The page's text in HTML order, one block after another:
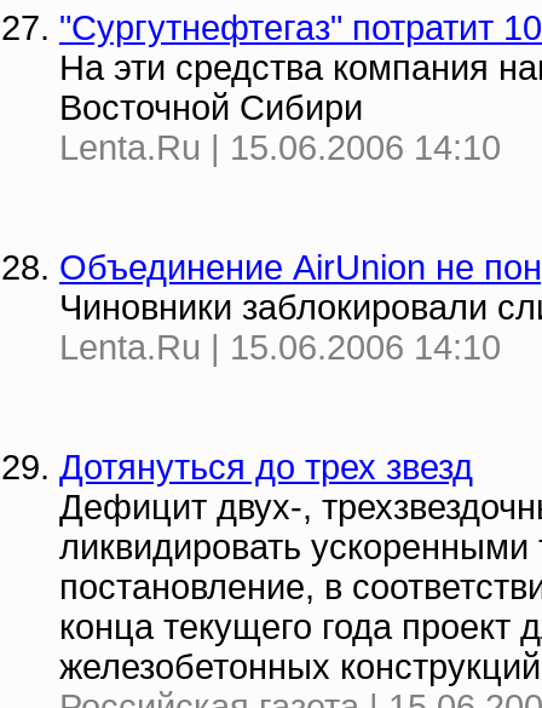
"Сургутнефтегаз" потратит
На эти средства компания
Восточной Сибири
Lenta.Ru | 15.06.2006 14:10
Объединение AirUnion не
Чиновники заблокировали
Lenta.Ru | 15.06.2006 14:10
Дотянуться до трех звезд
Дефицит двух-,
ликвидировать
постановление, в
конца текущего года проект
железобетонных